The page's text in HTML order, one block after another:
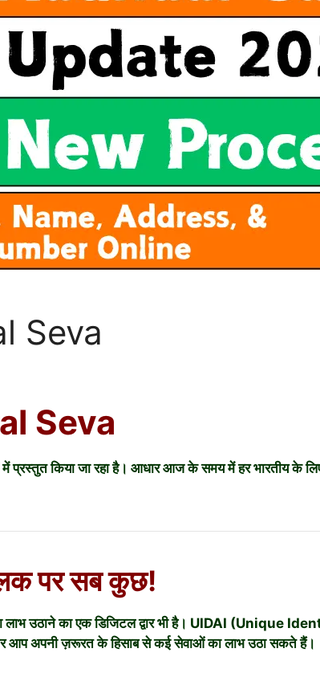
Seva
Seva
किया जा रहा है। आधार आज के समय में हर भारतीय के लिए
पर सब कुछ!
का लाभ उठाने का एक डिजिटल द्वार भी है। UIDAI
आप अपनी ज़रूरत के हिसाब से कई सेवाओं का लाभ उठा सकते हैं।